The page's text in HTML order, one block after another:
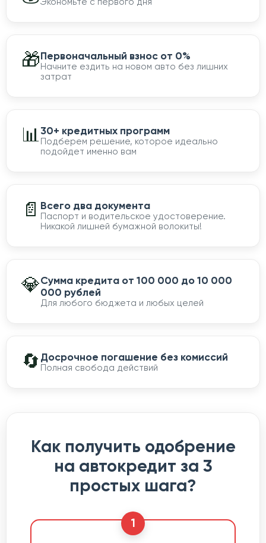
🎁Первоначальный взнос от 0%
Начните ездить на новом авто без лишних
затрат
📊30+ кредитных программ
Подберем решение, которое идеально
подойдет именно вам
📄 Всего два документа
Паспорт и водительское удостоверение.
Никакой лишней бумажной волокиты!
💎Сумма кредита от 100 000 до 10 000
000 рублей
Для любого бюджета и любых целей
🔄 Досрочное погашение без комиссий
Полная свобода действий
Как получить одобрение
на автокредит за 3
простых шага?
1